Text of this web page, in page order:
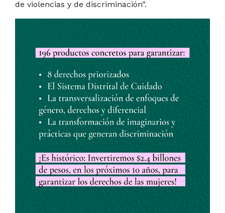
de violencias y de discriminación”.